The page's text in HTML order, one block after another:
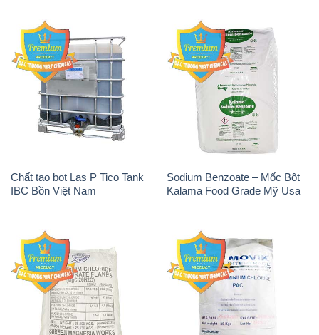
Chất tạo bọt Las P Tico Tank
IBC Bồn Việt Nam
Sodium Benzoate – Mốc Bột
Kalama Food Grade Mỹ Usa